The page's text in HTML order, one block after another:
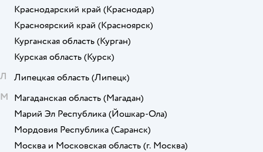
Краснодарский край (Краснодар)
Красноярский край (Красноярск)
Курганская область (Курган)
Курская область (Курск)
Л
Липецкая область (Липецк)
М Магаданская область (Магадан)
Марий Эл Республика (Йошкар-Ола)
Мордовия Республика (Саранск)
Москва и Московская область (г. Москва)